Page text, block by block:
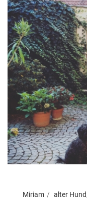
Miriam alter Hund